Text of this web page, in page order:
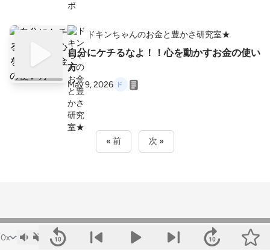
ドキンちゃんのお金と豊かさ研究室★
自分にケチるなよ！！心を動かすお金の使い
方
May 9, 2026
« 前 次 »